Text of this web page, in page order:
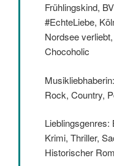
Frühlingskind,
#EchteLiebe,
Nordsee
Chocoholic
Rock, Country,
Lieblingsgenres:
Krimi, Thriller,
Historischer